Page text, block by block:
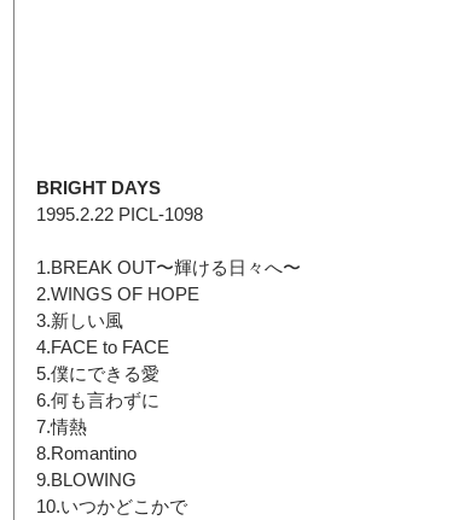
BRIGHT DAYS
1995.2.22 PICL-1098
1.BREAK OUT〜輝ける日々へ〜
2.WINGS OF HOPE
3.新しい風
4.FACE to FACE
5.僕にできる愛
6.何も言わずに
7.情熱
8.Romantino
9.BLOWING
10.いつかどこかで